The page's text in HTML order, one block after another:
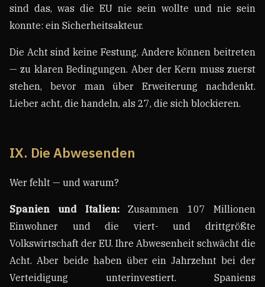
sind das, was die EU nie sein wollte und nie sein
konnte: ein Sicherheitsakteur.
Die Acht sind keine Festung. Andere können beitreten
— zu klaren Bedingungen. Aber der Kern muss zuerst
stehen, bevor man über Erweiterung nachdenkt.
Lieber acht, die handeln, als 27, die sich blockieren.
IX. Die Abwesenden
Wer fehlt — und warum?
Spanien und Italien:Zusammen 107 Millionen
Einwohner und die viert- und drittgrößte
Volkswirtschaft der EU. Ihre Abwesenheit schwächt die
Acht. Aber beide haben über ein Jahrzehnt bei der
Verteidigung unterinvestiert. Spaniens